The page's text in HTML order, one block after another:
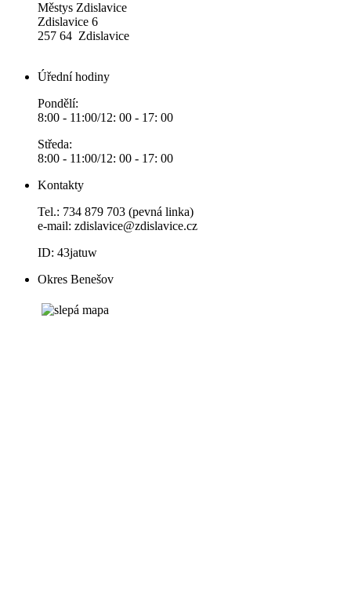
Městys Zdislavice
Zdislavice 6
257 64 Zdislavice
Úřední hodiny
Pondělí:
8:00 - 11:00/12: 00 - 17: 00
Středa:
8:00 - 11:00/12: 00 - 17: 00
Kontakty
Tel.: 734 879 703 (pevná linka)
e-mail: zdislavice@zdislavice.cz
ID: 43jatuw
Okres Benešov